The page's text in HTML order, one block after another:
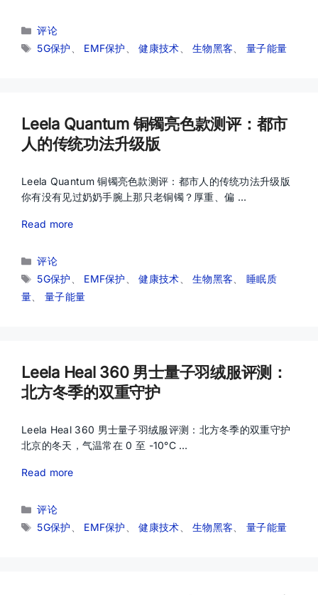
分
类
评论
标
5G保护 EMF保护 、健康技术 、生物黑客 量子能量
Leela Quantum 铜镯亮色款测评：都市
人的传统功法升级版
Leela Quantum 铜镯亮色款测评：都市人的传统功法升级版
你有没有见过奶奶手腕上那只老铜镯？厚重、偏 …
Read more
分
类
评论
标
签
5G保护 EMF保护 、健康技术 、生物黑客
睡眠质
量
量子能量
Leela Heal 360 男士量子羽绒服评测：
北方冬季的双重守护
Leela Heal 360 男士量子羽绒服评测：北方冬季的双重守护
北京的冬天，气温常在 0 至 -10°C …
Read more
分
类
评论
标
5G保护 EMF保护 、健康技术 、生物黑客 量子能量